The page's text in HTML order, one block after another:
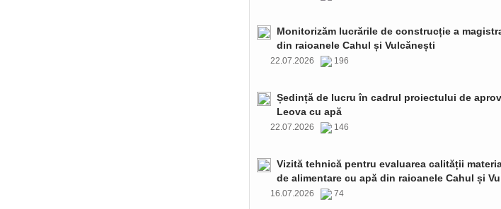
Monitorizăm lucrările de construcție a
din raioanele Cahul și Vulcănești
22.07.2026 196
Ședință de lucru în cadrul proiectului de
Leova cu apă
22.07.2026 146
Vizită tehnică pentru evaluarea calității
de alimentare cu apă din raioanele Cahul și
16.07.2026 74